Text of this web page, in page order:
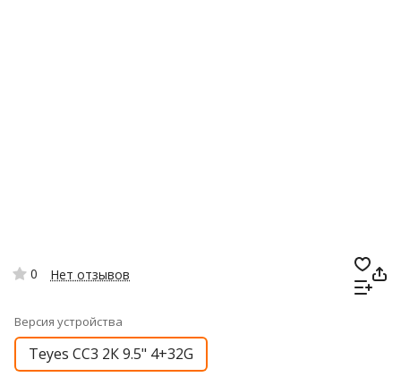
0 Нет отзывов
Версия устройства
Teyes CC3 2К 9.5" 4+32G